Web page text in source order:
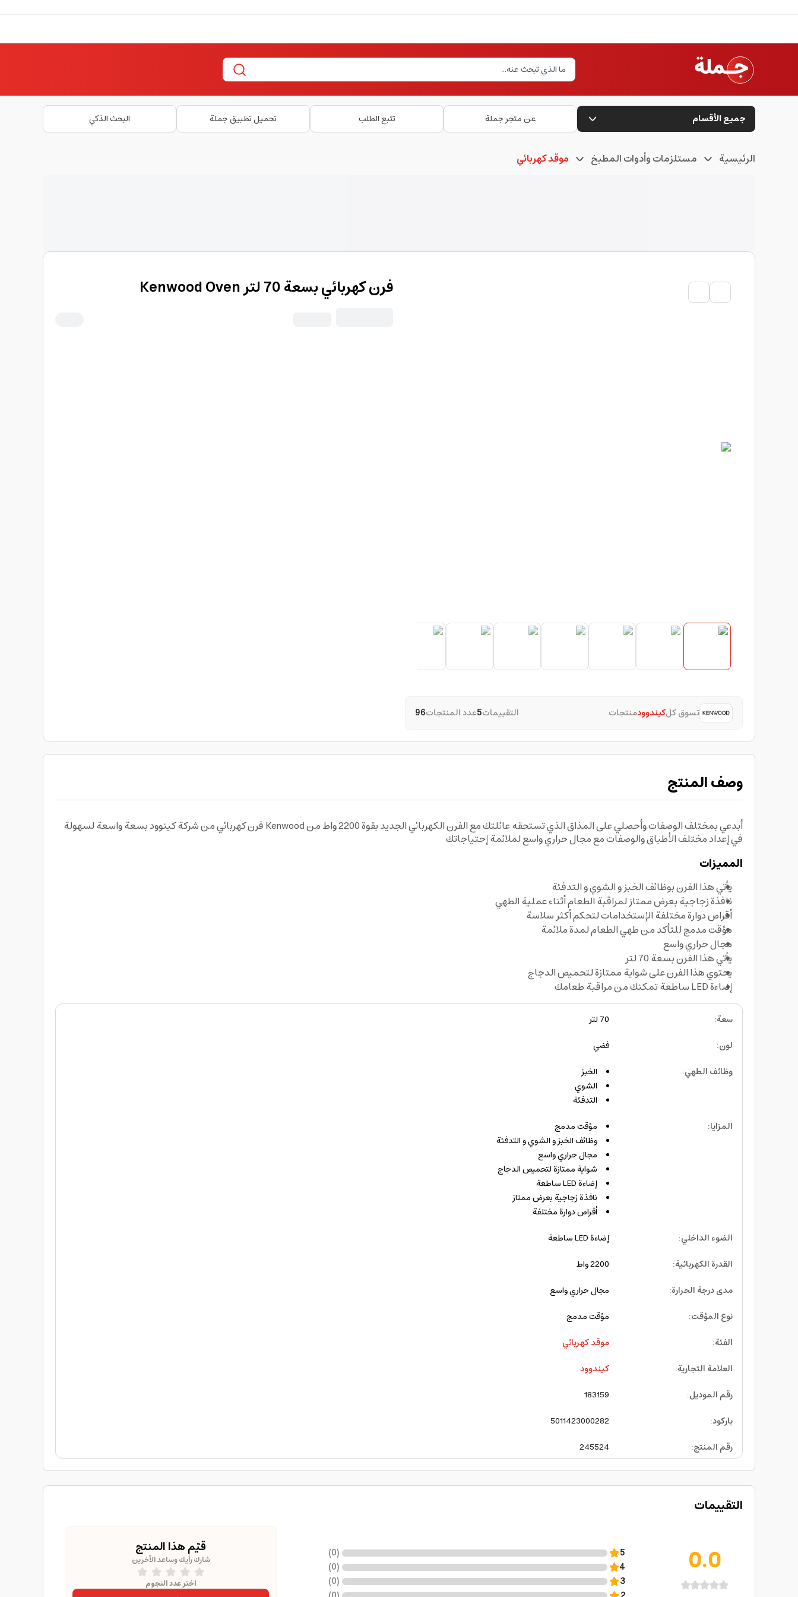
جميع الأقسام عن متجر جملة تتبع الطلب تحميل تطبيق جملة البحث الذكي
الرئيسية مستلزمات وأدوات المطبخ موقد كهربائي
تسوق كلكيندوودمنتجات التقييمات5عدد المنتجات96
فرن كهربائي بسعة 70 لتر Kenwood Oven
وصف المنتج
أبدعي بمختلف الوصفات وأحصلي على المذاق الذي تستحقه عائلتك مع الفرن الكهربائي الجديد بقوة 2200 واط من Kenwood فرن كهربائي من شركة كينوود بسعة واسعة لسهولة
في إعداد مختلف الأطباق والوصفات مع مجال حراري واسع لملائمة إحتياجاتك
المميزات
يأتي هذا الفرن بوظائف الخبز و الشوي و التدفئة
نافذة زجاجية بعرض ممتاز لمراقبة الطعام أثناء عملية الطهي
أقراص دوارة مختلفة الإستخدامات لتحكم أكثر سلاسة
مؤقت مدمج للتأكد من طهي الطعام لمدة ملائمة
مجال حراري واسع
يأتي هذا الفرن بسعة 70 لتر
يحتوي هذا الفرن على شواية ممتازة لتحميص الدجاج
إضاءة LED ساطعة تمكنك من مراقبة طعامك
سعة:
70 لتر
لون:
فضي
وظائف الطهي:
الخبز
الشوي
التدفئة
المزايا:
مؤقت مدمج
وظائف الخبز و الشوي و التدفئة
مجال حراري واسع
شواية ممتازة لتحميص الدجاج
إضاءة LED ساطعة
نافذة زجاجية بعرض ممتاز
أقراص دوارة مختلفة
الضوء الداخلي:
إضاءة LED ساطعة
القدرة الكهربائية:
2200 واط
مدى درجة الحرارة:
مجال حراري واسع
نوع المؤقت:
مؤقت مدمج
الفئة:
موقد كهربائي
العلامة التجارية:
كيندوود
رقم الموديل:
183159
باركود:
5011423000282
رقم المنتج:
245524
التقييمات
0.0
5
(
0
)
4
(
0
)
3
(
0
)
قيّم هذا المنتج
شارك رأيك وساعد الآخرين
اختر عدد النجوم